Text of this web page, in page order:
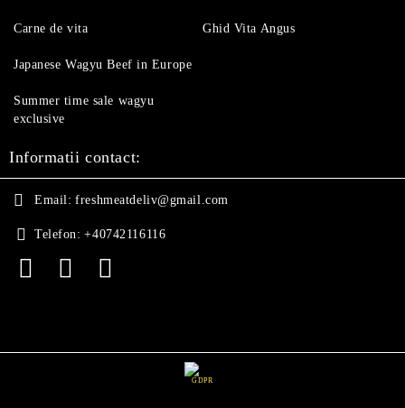
Carne de vita Ghid Vita Angus
Japanese Wagyu Beef in Europe
Summer time sale wagyu
exclusive
Informatii contact:
Email: freshmeatdeliv@gmail.com
Telefon: +40742116116
GDPR